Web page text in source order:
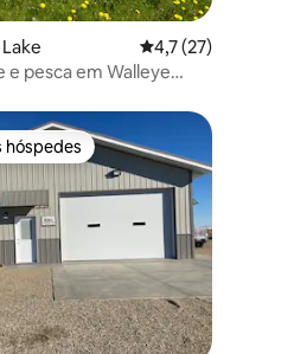
Classificação média
4,7 (27)
e pesca em Walleye
mais apreciados
hóspedes